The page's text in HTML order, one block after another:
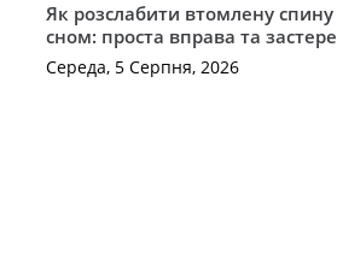
Як розслабити втомлену
сном: проста вправа та
Середа, 5 Серпня, 2026